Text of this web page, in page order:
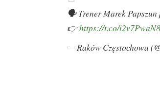
🗣️ Trener Marek Papszun
👉https://t.co/
— Raków Częstochowa